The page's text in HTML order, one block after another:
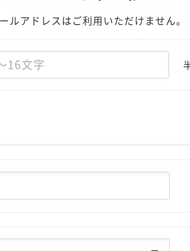
アドレスはご利用いただけません。